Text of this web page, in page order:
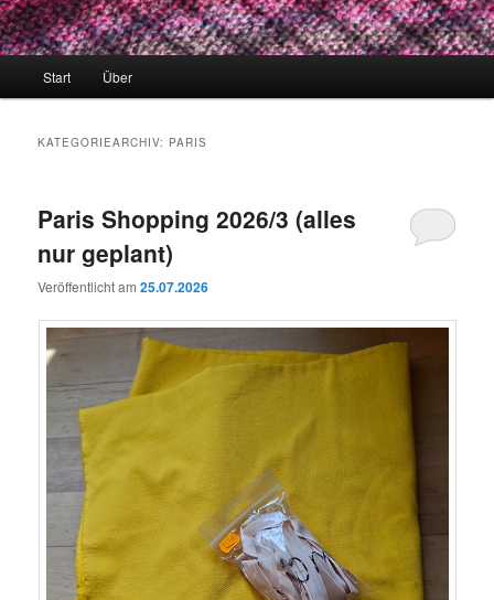
Start Über
KATEGORIEARCHIV: PARIS
Paris Shopping 2026/3 (alles
nur geplant)
Veröffentlicht am25.07.2026